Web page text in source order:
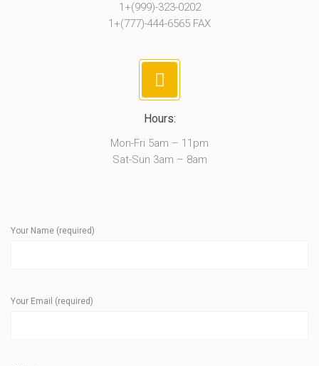
1+(999)-323-0202
1+(777)-444-6565 FAX
Hours:
Mon-Fri 5am – 11pm
Sat-Sun 3am – 8am
Your Name (required)
Your Email (required)